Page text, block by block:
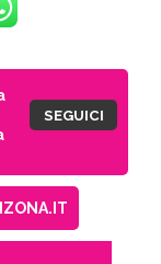
SEGUICI